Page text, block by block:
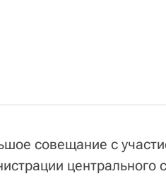
совещание с
центрального